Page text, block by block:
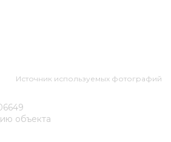
Источник используемых фотографий
объекта